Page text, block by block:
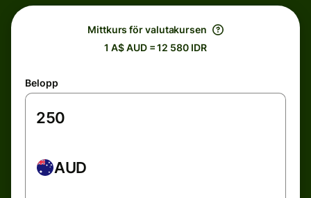
Mittkurs för valutakursen
1 A$ AUD = 12 580 IDR
Belopp
AUD